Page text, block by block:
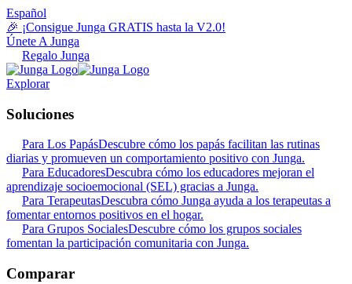
Español
🎉 ¡Consigue Junga GRATIS hasta la V2.0!
Únete A Junga
Regalo Junga
Explorar
Soluciones
Para Los PapásDescubre cómo los papás facilitan las rutinas
diarias y promueven un comportamiento positivo con Junga.
Para EducadoresDescubra cómo los educadores mejoran el
aprendizaje socioemocional (SEL) gracias a Junga.
Para TerapeutasDescubra cómo Junga ayuda a los terapeutas a
fomentar entornos positivos en el hogar.
Para Grupos SocialesDescubre cómo los grupos sociales
fomentan la participación comunitaria con Junga.
Comparar